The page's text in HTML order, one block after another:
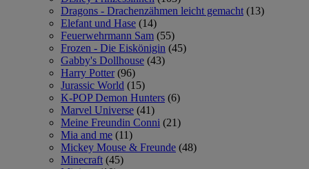
Dragons - Drachenzähmen leicht gemacht (13)
Elefant und Hase (14)
Feuerwehrmann Sam (55)
Frozen - Die Eiskönigin (45)
Gabby's Dollhouse (43)
Harry Potter (96)
Jurassic World (15)
K-POP Demon Hunters (6)
Marvel Universe (41)
Meine Freundin Conni (21)
Mia and me (11)
Mickey Mouse & Freunde (48)
Minecraft (45)